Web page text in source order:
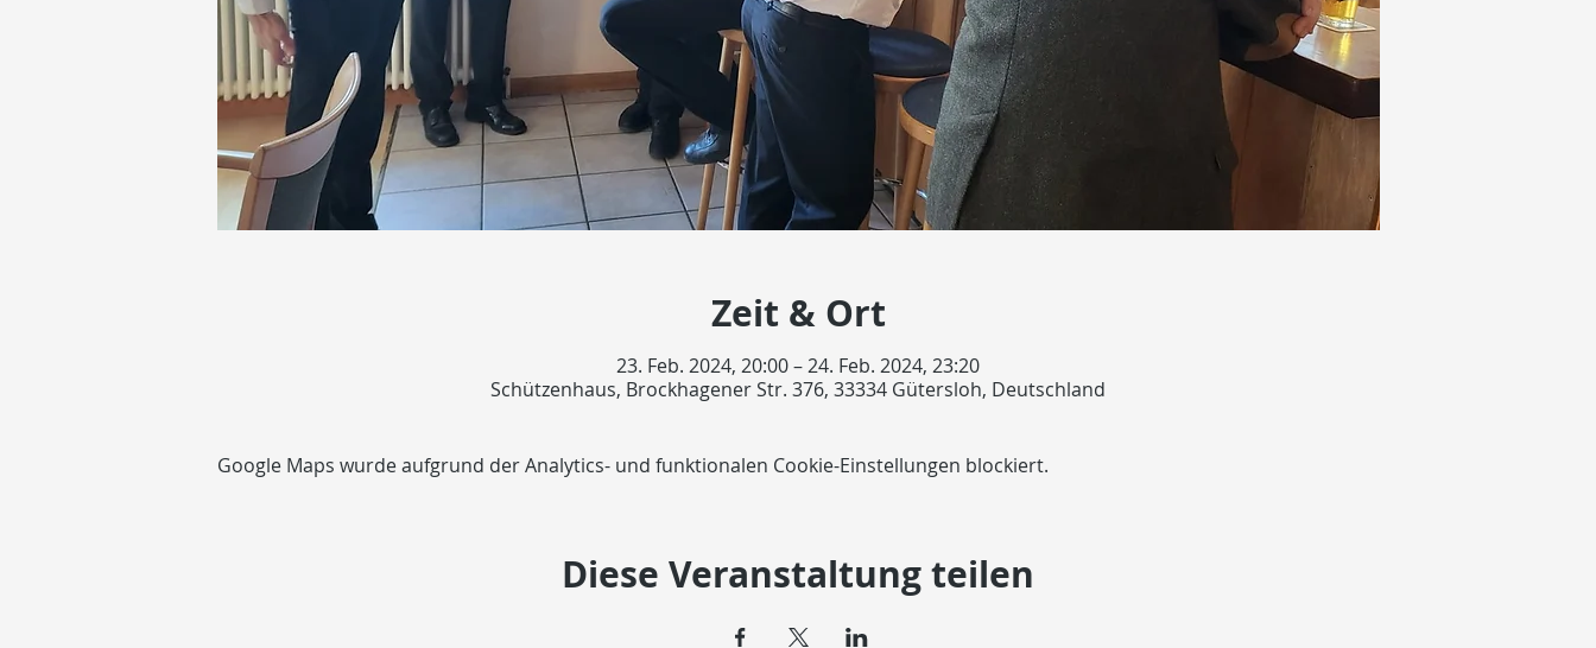
Zeit & Ort
23. Feb. 2024, 20:00 – 24. Feb. 2024, 23:20
Schützenhaus, Brockhagener Str. 376, 33334 Gütersloh, Deutschland
Google Maps wurde aufgrund der Analytics- und funktionalen Cookie-Einstellungen blockiert.
Diese Veranstaltung teilen